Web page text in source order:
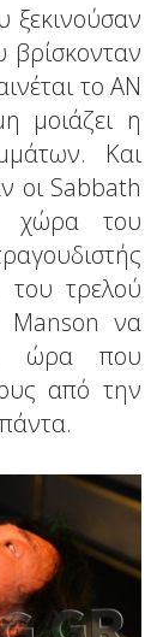
ξεκινούσαν
το AN
μοιάζει η
Και
οι Sabbath
χώρα του
τρελού
Manson να
ώρα που
από την